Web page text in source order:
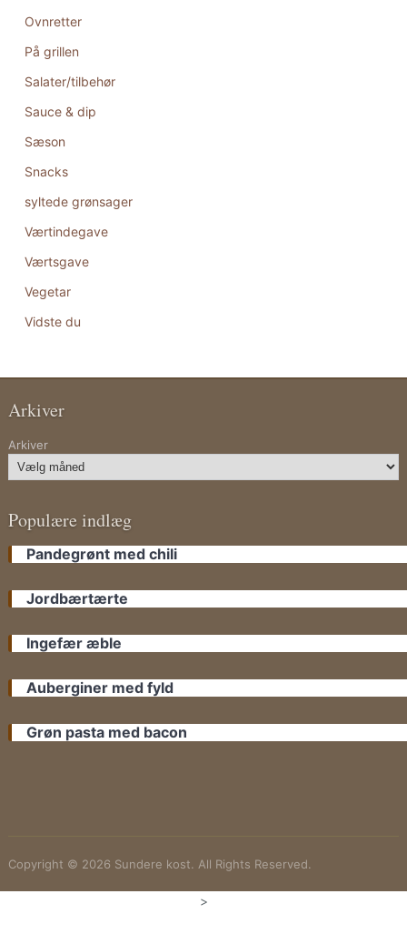
Ovnretter
På grillen
Salater/tilbehør
Sauce & dip
Sæson
Snacks
syltede grønsager
Værtindegave
Værtsgave
Vegetar
Vidste du
Arkiver
Arkiver
Populære indlæg
Pandegrønt med chili
Jordbærtærte
Ingefær æble
Auberginer med fyld
Grøn pasta med bacon
Copyright © 2026 Sundere kost. All Rights Reserved.
>